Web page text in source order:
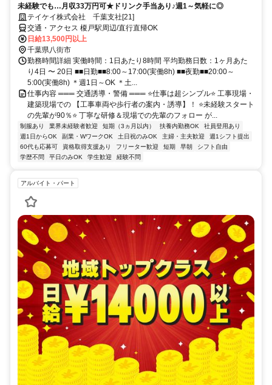
未経験でも…月収33万円可★ドリンク手当あり♪週1～気軽に◎
テイケイ株式会社 千葉支社[21]
交通・アクセス 榎戸駅周辺/直行直帰OK
日給13,500円以上
千葉県八街市
勤務時間詳細 実働時間：1日あたり8時間 平均勤務日数：1ヶ月あた
り4日 〜 20日 ■■日勤■■8:00～17:00(実働8h) ■■夜勤■■20:00～
5:00(実働8h) ＊週1日～OK ＊土...
仕事内容 ═══ 交通誘導・警備 ═══ ⭐仕事は超シンプル⭐ 工事現場・
建築現場での 【工事車両や歩行者の案内・誘導】！ ⭐未経験スタート
の先輩が90％⭐ 丁寧な研修＆現場での先輩のフォロー が...
制服あり 業界未経験者歓迎 短期（3ヵ月以内） 扶養内勤務OK
社員登用あり
週1日からOK
副業・WワークOK 土日祝のみOK 主婦・主夫歓迎
週1シフト提出
60代も応募可
資格取得支援あり フリーター歓迎 短期 早朝
シフト自由
学歴不問
平日のみOK 学生歓迎 経験不問
アルバイト・パート